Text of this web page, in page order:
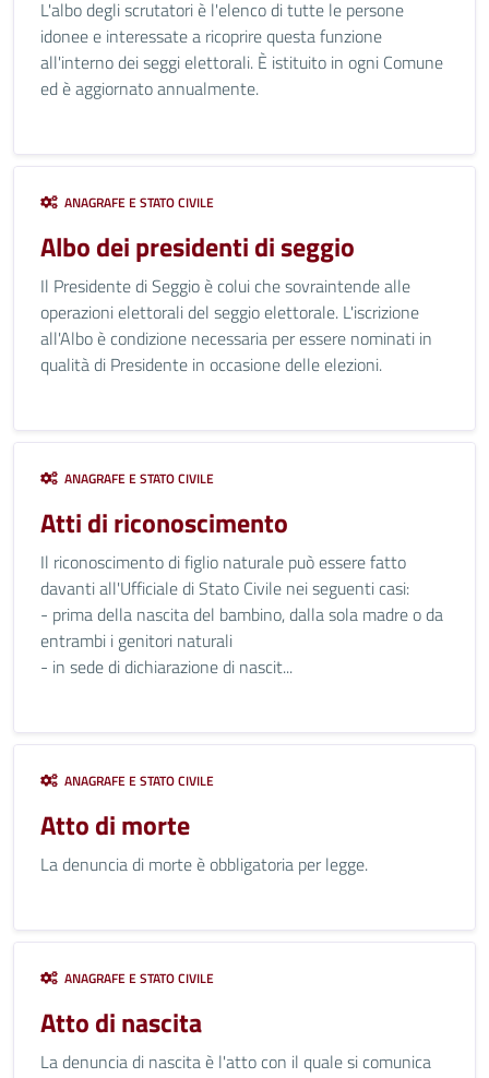
L'albo degli scrutatori è l'elenco di tutte le persone
idonee e interessate a ricoprire questa funzione
all'interno dei seggi elettorali. È istituito in ogni Comune
ed è aggiornato annualmente.
ANAGRAFE E STATO CIVILE
Albo dei presidenti di seggio
Il Presidente di Seggio è colui che sovraintende alle
operazioni elettorali del seggio elettorale. L'iscrizione
all'Albo è condizione necessaria per essere nominati in
qualità di Presidente in occasione delle elezioni.
ANAGRAFE E STATO CIVILE
Atti di riconoscimento
Il riconoscimento di figlio naturale può essere fatto
davanti all'Ufficiale di Stato Civile nei seguenti casi:
- prima della nascita del bambino, dalla sola madre o da
entrambi i genitori naturali
- in sede di dichiarazione di nascit...
ANAGRAFE E STATO CIVILE
Atto di morte
La denuncia di morte è obbligatoria per legge.
ANAGRAFE E STATO CIVILE
Atto di nascita
La denuncia di nascita è l'atto con il quale si comunica